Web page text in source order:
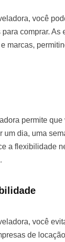
você
comprar.
marcas,
permite
um dia, uma
a flexibilidade
você
de